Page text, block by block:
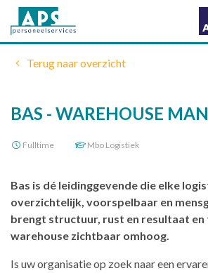
Terug naar overzicht
BAS - WAREHOUSE
Fulltime Mbo Logistiek
Bas is dé leidinggevende die elke
overzichtelijk, voorspelbaar en
brengt structuur, rust en resultaat en
warehouse zichtbaar omhoog.
Is uw organisatie op zoek naar een